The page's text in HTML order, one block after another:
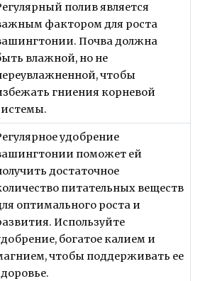
полив является
фактором для роста
Почва должна
влажной, но не
чтобы
гниения корневой
удобрение
поможет ей
достаточное
питательных веществ
оптимального роста и
Используйте
богатое калием и
чтобы поддерживать ее